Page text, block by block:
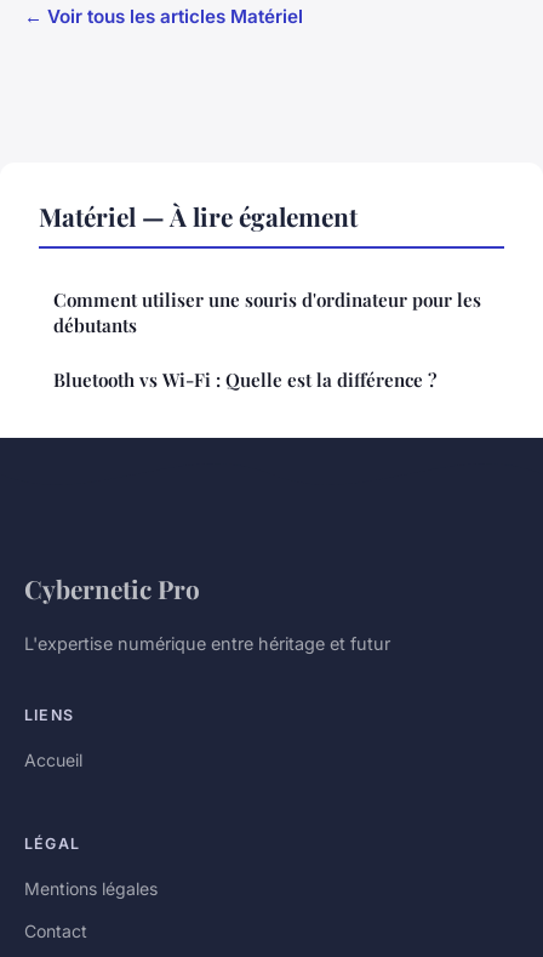
← Voir tous les articles Matériel
Matériel — À lire également
Comment utiliser une souris d'ordinateur pour les
débutants
Bluetooth vs Wi-Fi : Quelle est la différence ?
Cybernetic Pro
L'expertise numérique entre héritage et futur
LIENS
Accueil
LÉGAL
Mentions légales
Contact